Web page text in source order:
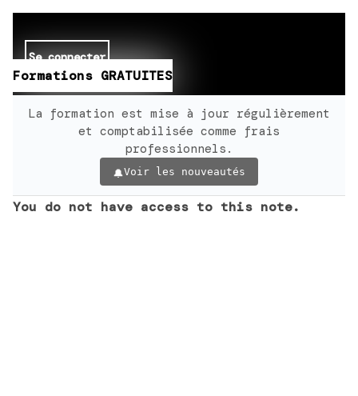
Se connecter
Formations GRATUITES
La formation est mise à jour régulièrement
et comptabilisée comme frais
professionnels.
Voir les nouveautés
You do not have access to this note.